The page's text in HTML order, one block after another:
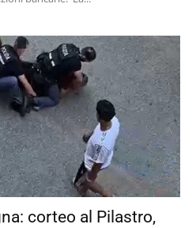
corteo al Pilastro,